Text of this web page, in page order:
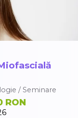
/ Seminare
RON